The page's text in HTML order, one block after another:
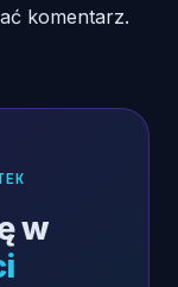
komentarz.
w